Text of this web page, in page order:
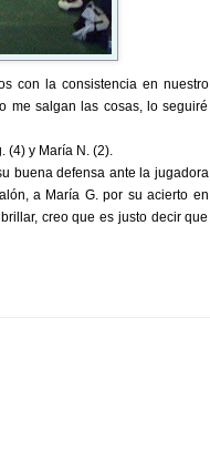
con la consistencia en nuestro
me salgan las cosas, lo seguiré
(4) y María N. (2).
buena defensa ante la jugadora
a María G. por su acierto en
creo que es justo decir que